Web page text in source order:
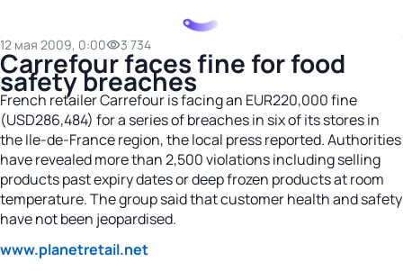
12 мая 2009, 0:00 3 734
Carrefour faces fine for food
safety breaches
French retailer Carrefour is facing an EUR220,000 fine
(USD286,484) for a series of breaches in six of its stores in
the Ile-de-France region, the local press reported. Authorities
have revealed more than 2,500 violations including selling
products past expiry dates or deep frozen products at room
temperature. The group said that customer health and safety
have not been jeopardised.
www.planetretail.net